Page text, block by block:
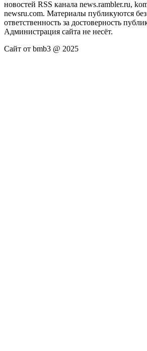
новостей RSS канала news.rambler.ru,
newsru.com. Материалы публикуются
ответственность за достоверность
Администрация сайта не несёт.
Сайт от bmb3 @ 2025